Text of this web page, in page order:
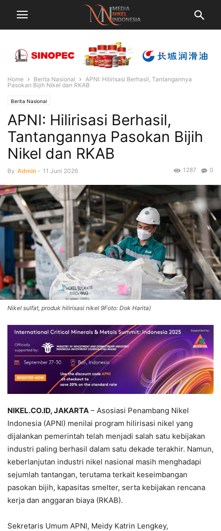
Home Berita Nasional
APNI: Hilirisasi Berhasil, Tantangannya
Pasokan Bijih Nikel dan RKAB
Berita Nasional
APNI: Hilirisasi Berhasil,
Tantangannya Pasokan Bijih
Nikel dan RKAB
By Admin - 11 Juni 2026 0
1287
Nikel sulfat, produk hilirisasi nikel 9Foto: Dok Harita)
NIKEL.CO.ID, JAKARTA – Asosiasi Penambang Nikel
Indonesia (APNI) menilai program hilirisasi nikel yang
dijalankan pemerintah telah menjadi salah satu kebijakan
industri paling berhasil dalam satu dekade terakhir. Namun,
keberlanjutan industri nikel nasional masih menghadapi
sejumlah tantangan, terutama terkait keseimbangan
pasokan bijih, kapasitas smelter, serta kebijakan rencana
kerja dan anggaran biaya (RKAB).
Sekretaris Umum APNI, Meidy Katrin Lengkey,